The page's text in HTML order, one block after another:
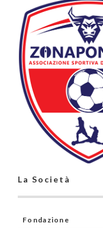
La Società
Fondazione